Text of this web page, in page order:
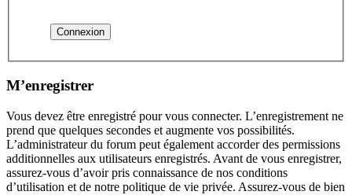
M’enregistrer
Vous devez être enregistré pour vous connecter. L’enregistrement ne
prend que quelques secondes et augmente vos possibilités.
L’administrateur du forum peut également accorder des permissions
additionnelles aux utilisateurs enregistrés. Avant de vous enregistrer,
assurez-vous d’avoir pris connaissance de nos conditions
d’utilisation et de notre politique de vie privée. Assurez-vous de bien